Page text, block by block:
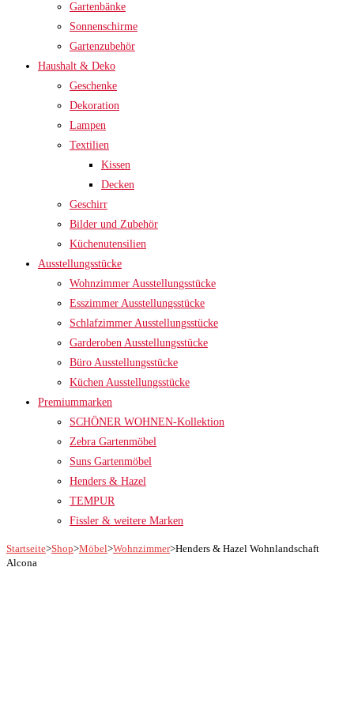
Gartenbänke
Sonnenschirme
Gartenzubehör
Haushalt & Deko
Geschenke
Dekoration
Lampen
Textilien
Kissen
Decken
Geschirr
Bilder und Zubehör
Küchenutensilien
Ausstellungsstücke
Wohnzimmer Ausstellungsstücke
Esszimmer Ausstellungsstücke
Schlafzimmer Ausstellungsstücke
Garderoben Ausstellungsstücke
Büro Ausstellungsstücke
Küchen Ausstellungsstücke
Premiummarken
SCHÖNER WOHNEN-Kollektion
Zebra Gartenmöbel
Suns Gartenmöbel
Henders & Hazel
TEMPUR
Fissler & weitere Marken
Startseite>Shop>Möbel>Wohnzimmer>Henders & Hazel Wohnlandschaft
Alcona